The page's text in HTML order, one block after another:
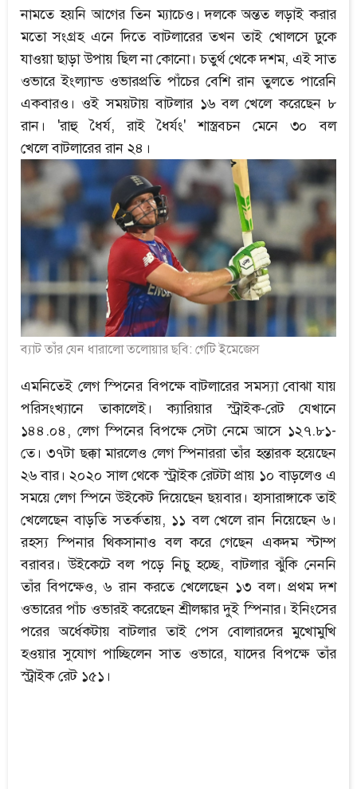
নামতে হয়নি আগের তিন ম্যাচেও। দলকে অন্তত লড়াই করার
মতো সংগ্রহ এনে দিতে বাটলারের তখন তাই খোলসে ঢুকে
যাওয়া ছাড়া উপায় ছিল না কোনো। চতুর্থ থেকে দশম, এই সাত
ওভারে ইংল্যান্ড ওভারপ্রতি পাঁচের বেশি রান তুলতে পারেনি
একবারও। ওই সময়টায় বাটলার ১৬ বল খেলে করেছেন ৮
রান। 'রাহু ধৈর্য, রাই ধৈর্যং' শাস্ত্রবচন মেনে ৩০ বল
খেলে বাটলারের রান ২৪।
ব্যাট তাঁর যেন ধারালো তলোয়ার ছবি: গেটি ইমেজেস
এমনিতেই লেগ স্পিনের বিপক্ষে বাটলারের সমস্যা বোঝা যায়
পরিসংখ্যানে তাকালেই। ক্যারিয়ার স্ট্রাইক-রেট যেখানে
১৪৪.০৪, লেগ স্পিনের বিপক্ষে সেটা নেমে আসে ১২৭.৮১-
তে। ৩৭টা ছক্কা মারলেও লেগ স্পিনাররা তাঁর হন্তারক হয়েছেন
২৬ বার। ২০২০ সাল থেকে স্ট্রাইক রেটটা প্রায় ১০ বাড়লেও এ
সময়ে লেগ স্পিনে উইকেট দিয়েছেন ছয়বার। হাসারাঙ্গাকে তাই
খেলেছেন বাড়তি সতর্কতায়, ১১ বল খেলে রান নিয়েছেন ৬।
রহস্য স্পিনার থিকসানাও বল করে গেছেন একদম স্টাম্প
বরাবর। উইকেটে বল পড়ে নিচু হচ্ছে, বাটলার ঝুঁকি নেননি
তাঁর বিপক্ষেও, ৬ রান করতে খেলেছেন ১৩ বল। প্রথম দশ
ওভারের পাঁচ ওভারই করেছেন শ্রীলঙ্কার দুই স্পিনার। ইনিংসের
পরের অর্ধেকটায় বাটলার তাই পেস বোলারদের মুখোমুখি
হওয়ার সুযোগ পাচ্ছিলেন সাত ওভারে, যাদের বিপক্ষে তাঁর
স্ট্রাইক রেট ১৫১।